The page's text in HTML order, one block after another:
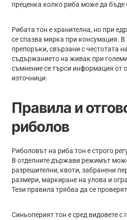
преценка колко риба може да бъде
Рибата тон е хранителна, но при
се спазва мярка при консумация.
препоръки, свързани с честотата
съдържанието на живак при
съмнение се търси информация от
източници.
Правила и
риболов
Риболовът на риба тон е строго
В отделните държави режимът
разрешителни, квоти, забранени
размери, маркиране на улова и
Тези правила трябва да се
Синьоперият тон е сред видовете с